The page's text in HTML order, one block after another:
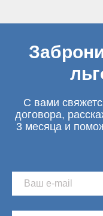
С вами
договора,
3 месяца и